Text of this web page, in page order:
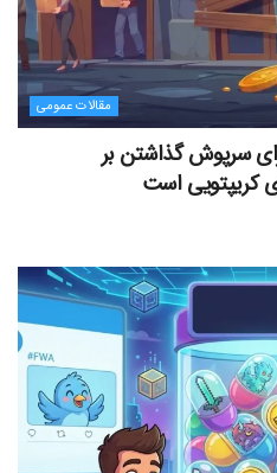
مقالات عمومی
سرپوش گذاشتن بر
است